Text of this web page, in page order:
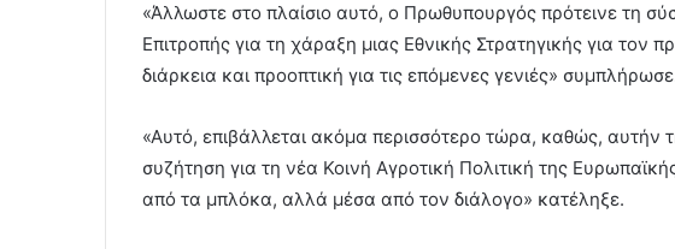
«Άλλωστε στο πλαίσιο αυτό, ο Πρωθυπουργός πρότεινε τη
Επιτροπής για τη χάραξη μιας Εθνικής Στρατηγικής για τον
διάρκεια και προοπτική για τις επόμενες γενιές»
«Αυτό, επιβάλλεται ακόμα περισσότερο τώρα, καθώς, αυτήν
συζήτηση για τη νέα Κοινή Αγροτική Πολιτική της
από τα μπλόκα, αλλά μέσα από τον διάλογο» κατέληξε.